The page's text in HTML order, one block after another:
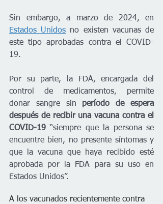
Estados Unidos no existen vacunas de
este tipo aprobadas contra el COVID-
19.
Por su parte, la FDA, encargada del
control de medicamentos, permite
donar sangre sin período de espera
después de recibir una vacuna contra el
COVID-19 “siempre que la persona se
encuentre bien, no presente síntomas y
que la vacuna que haya recibido esté
aprobada por la FDA para su uso en
Estados Unidos”.
A los vacunados recientemente contra